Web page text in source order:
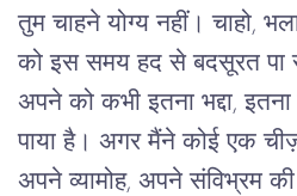
तुम चाहने योग्य नहीं। चाहो,
को इस समय हद से बदसूरत पा
अपने को कभी इतना भद्दा,
पाया है। अगर मैंने कोई एक
अपने व्यामोह, अपने संविभ्रम